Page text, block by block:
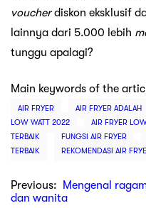
voucherdiskon eksklusif
lainnya dari 5.000 lebih
tunggu apalagi?
Main keywords of the
AIR FRYER AIR FRYER ADALAH
LOW WATT 2022
AIR FRYER
TERBAIK
FUNGSI AIR FRYER
TERBAIK
REKOMENDASI AIR
Previous:
Mengenal
dan wanita